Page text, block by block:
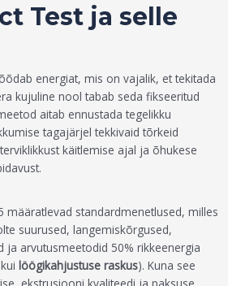
Test ja selle
energiat, mis on vajalik, et tekitada
kujuline nool tabab seda fikseeritud
aitab ennustada tegelikku
tagajärjel tekkivaid tõrkeid
käitlemise ajal ja õhukese
määratlevad standardmenetlused, milles
suurused, langemiskõrgused,
ja arvutusmeetodid 50% rikkeenergia
löögikahjustuse raskus). Kuna see